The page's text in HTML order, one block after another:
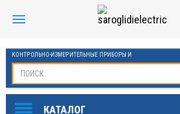
КОНТРОЛЬНО-ИЗМЕРИТЕЛЬНЫЕ ПРИБОРЫ И